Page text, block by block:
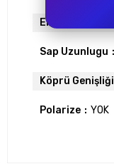
Ekartman
Sap Uzunlugu
Köprü Genişliği
Polarize YOK